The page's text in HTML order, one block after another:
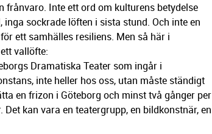
frånvaro. Inte ett ord om kulturens betydelse
sockrade löften i sista stund. Och inte en
ett samhälles resiliens. Men så här i
vallöfte:
Dramatiska Teater som ingår i
inte heller hos oss, utan måste ständigt
en frizon i Göteborg och minst två gånger per
kan vara en teatergrupp, en bildkonstnär, en